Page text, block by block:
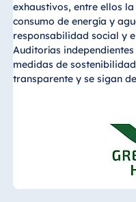
exhaustivos, entre ellos
consumo de energía y
responsabilidad social y
Auditorías
medidas de
transparente y se sigan